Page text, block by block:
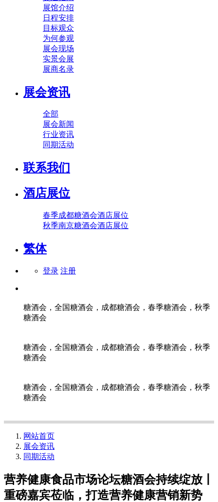
展馆介绍
日程安排
目标观众
为何参观
展会现场
实景会展
展商名录
展会资讯
全部
展会新闻
行业资讯
同期活动
联系我们
酒店展位
春季成都糖酒会酒店展位
秋季南京糖酒会酒店展位
繁体
登录 注册
糖酒会，全国糖酒会，成都糖酒会，春季糖酒会，秋季
糖酒会
糖酒会，全国糖酒会，成都糖酒会，春季糖酒会，秋季
糖酒会
糖酒会，全国糖酒会，成都糖酒会，春季糖酒会，秋季
糖酒会
网站首页
展会资讯
同期活动
营养健康食品市场论坛糖酒会持续绽放丨
重磅嘉宾莅临，打造营养健康营销新势